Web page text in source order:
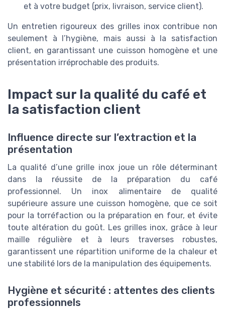
et à votre budget (prix, livraison, service client).
Un entretien rigoureux des grilles inox contribue non
seulement à l’hygiène, mais aussi à la satisfaction
client, en garantissant une cuisson homogène et une
présentation irréprochable des produits.
Impact sur la qualité du café et
la satisfaction client
Influence directe sur l’extraction et la
présentation
La qualité d’une grille inox joue un rôle déterminant
dans la réussite de la préparation du café
professionnel. Un inox alimentaire de qualité
supérieure assure une cuisson homogène, que ce soit
pour la torréfaction ou la préparation en four, et évite
toute altération du goût. Les grilles inox, grâce à leur
maille régulière et à leurs traverses robustes,
garantissent une répartition uniforme de la chaleur et
une stabilité lors de la manipulation des équipements.
Hygiène et sécurité : attentes des clients
professionnels